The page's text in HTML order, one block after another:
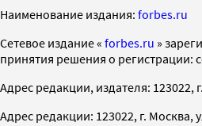
Наименование издания: forbes.ru
Cетевое издание « forbes.ru »
принятия решения о регистрации:
Адрес редакции, издателя: 123022,
Адрес редакции: 123022, г. Москва,